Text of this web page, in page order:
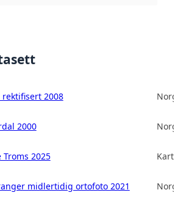
rektifisert 2008
2000
2025
midlertidig ortofoto 2021